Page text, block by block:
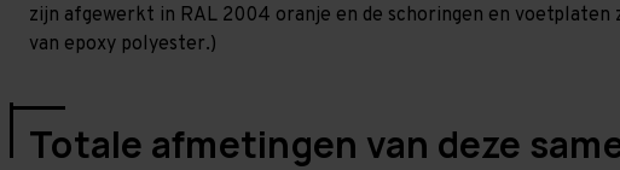
zijn afgewerkt in RAL 2004 oranje en de schoringen en
van epoxy polyester.)
Totale afmetingen van deze